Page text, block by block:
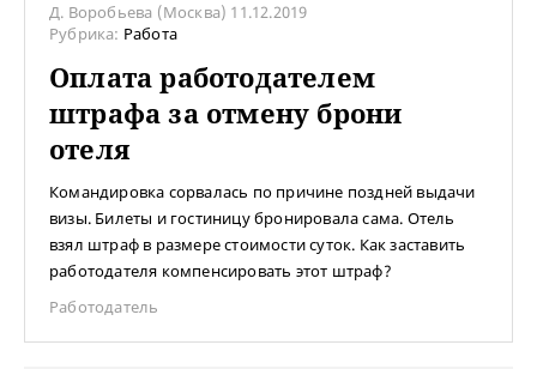
Д. Воробьева (Москва) 11.12.2019
Рубрика: Работа
Оплата работодателем
штрафа за отмену брони
отеля
Командировка сорвалась по причине поздней выдачи
визы. Билеты и гостиницу бронировала сама. Отель
взял штраф в размере стоимости суток. Как заставить
работодателя компенсировать этот штраф?
Работодатель